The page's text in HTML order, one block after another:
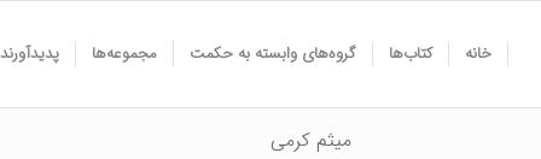
خانه کتاب‌ها گروه‌های وابسته به حکمت مجموعه‌ها
میثم کرمی